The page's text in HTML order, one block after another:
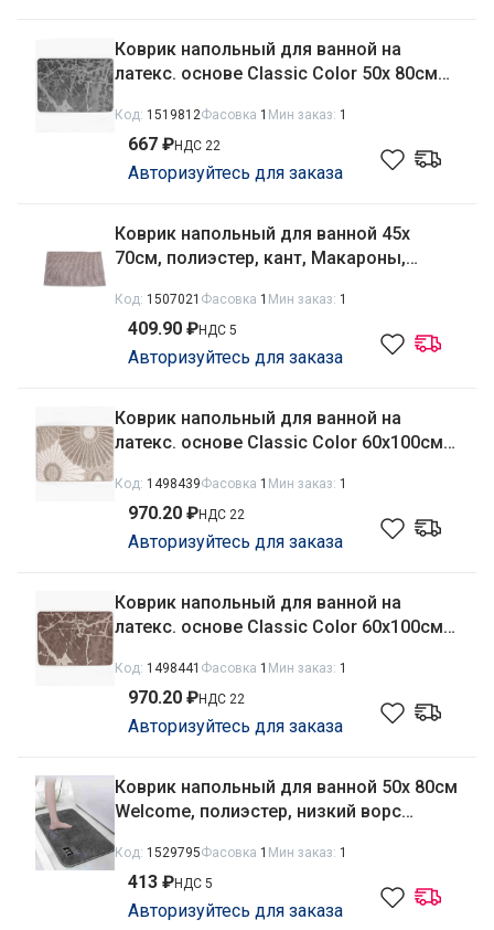
Коврик напольный для ванной на
латекс. основе Classic Color 50х 80см
Код: 1519812Фасовка 1 Мин заказ: 1
667 ₽НДС 22
Авторизуйтесь для заказа
Коврик напольный для ванной 45х
70см, полиэстер, кант, Макароны,
Код: 1507021 Фасовка 1 Мин заказ: 1
409.90 ₽НДС 5
Авторизуйтесь для заказа
Коврик напольный для ванной на
латекс. основе Classic Color 60х100см
Код: 1498439Фасовка 1 Мин заказ: 1
970.20 ₽НДС 22
Авторизуйтесь для заказа
Коврик напольный для ванной на
латекс. основе Classic Color 60х100см
2014
Код: 1498441 Фасовка 1 Мин заказ: 1
970.20 ₽НДС 22
Авторизуйтесь для заказа
Коврик напольный для ванной 50х 80см
Welcome, полиэстер, низкий ворс
Код: 1529795Фасовка 1 Мин заказ: 1
413 ₽НДС 5
Авторизуйтесь для заказа